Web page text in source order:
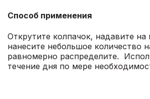
Способ применения
Открутите колпачок, надавите на
нанесите небольшое количество
равномерно распределите.
течение дня по мере